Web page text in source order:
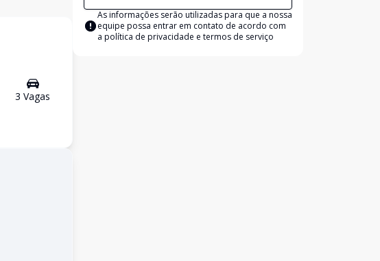
3 Vagas
As informações serão utilizadas para que a nossa
equipe possa entrar em contato de acordo com
a política de privacidade e termos de serviço